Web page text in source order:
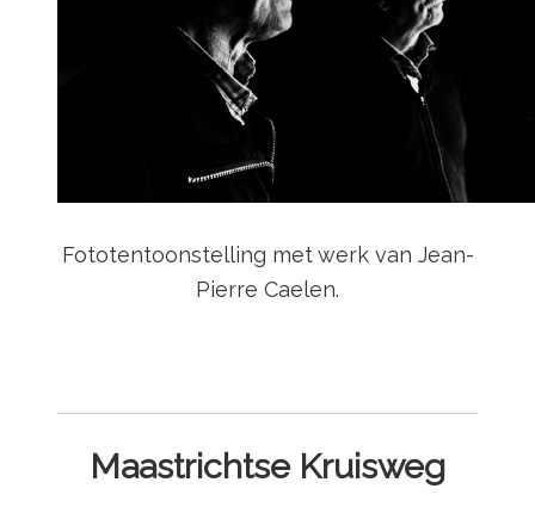
Fototentoonstelling met werk van Jean-
Pierre Caelen.
Maastrichtse Kruisweg